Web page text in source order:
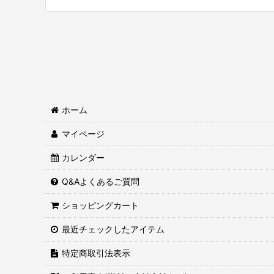
ホーム
マイページ
カレンダー
Q&Aよくあるご質問
ショッピングカート
最近チェックしたアイテム
特定商取引法表示